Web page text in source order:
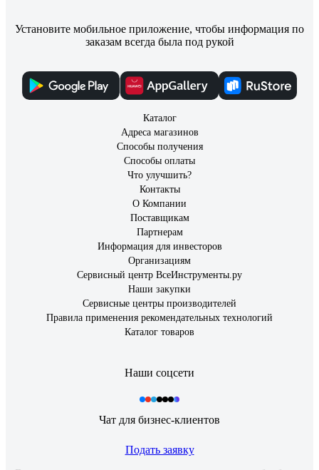
Установите мобильное приложение, чтобы информация по
заказам всегда была под рукой
Каталог
Адреса магазинов
Способы получения
Способы оплаты
Что улучшить?
Контакты
О Компании
Поставщикам
Партнерам
Информация для инвесторов
Организациям
Сервисный центр ВсеИнструменты.ру
Наши закупки
Сервисные центры производителей
Правила применения рекомендательных технологий
Каталог товаров
Наши соцсети
Чат для бизнес-клиентов
Подать заявку